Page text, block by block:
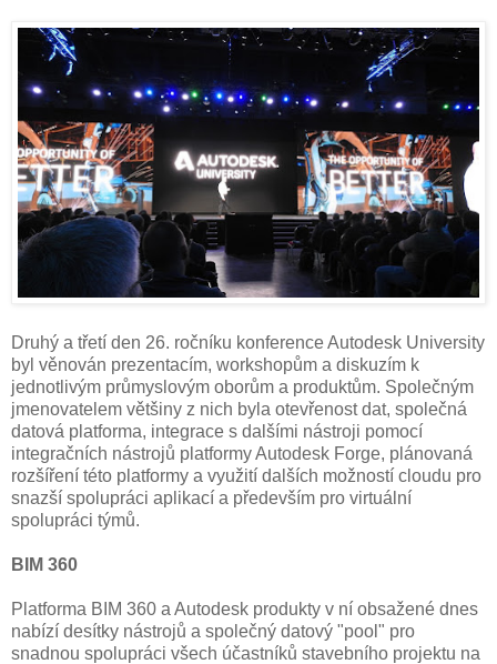
Druhý a třetí den 26. ročníku konference Autodesk University
byl věnován prezentacím, workshopům a diskuzím k
jednotlivým průmyslovým oborům a produktům. Společným
jmenovatelem většiny z nich byla otevřenost dat, společná
datová platforma, integrace s dalšími nástroji pomocí
integračních nástrojů platformy Autodesk Forge, plánovaná
rozšíření této platformy a využití dalších možností cloudu pro
snazší spolupráci aplikací a především pro virtuální
spolupráci týmů.
BIM 360
Platforma BIM 360 a Autodesk produkty v ní obsažené dnes
nabízí desítky nástrojů a společný datový "pool" pro
snadnou spolupráci všech účastníků stavebního projektu na